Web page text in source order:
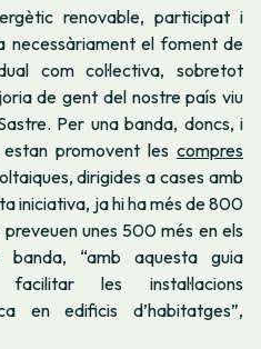
renovable, participat i
necessàriament el foment de
com col·lectiva, sobretot
de gent del nostre país viu
Per una banda, doncs, i
promovent les compres
dirigides a cases amb
iniciativa, ja hi ha més de 800
preveuen unes 500 més en els
“amb aquesta guia
les instal·lacions
en edificis d’habitatges”,